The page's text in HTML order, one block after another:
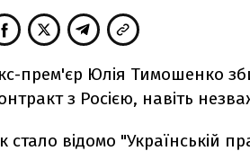
прем'єр Юлія Тимошенко
з Росією, навіть
стало відомо "Українській